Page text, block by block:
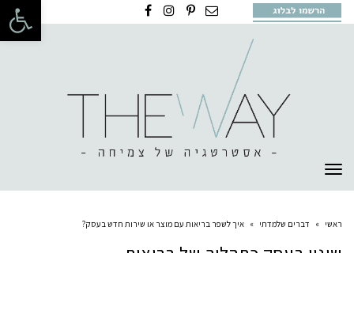
תפריט
ראשי » דברים שלמדתי » איך לשפר בריאות עם מוצר או שירות חדש בעסק?
שינוי בעסק כתהליך של בריאות